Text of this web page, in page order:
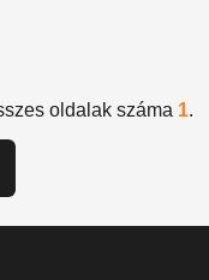
oldalak száma 1.